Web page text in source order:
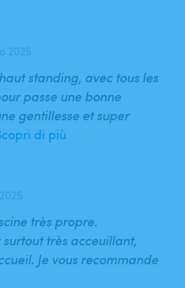
standing, avec tous les
passe une bonne
gentillesse et super
di più
très propre.
très acceuillant,
Je vous recommande